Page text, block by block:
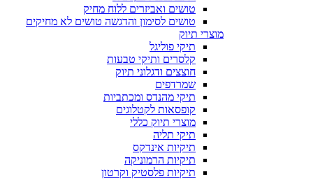
טושים ואביזרים ללוח מחיק
טושים לסימון והדגשה טושים לא מחיקים
מוצרי תיוק
תיקי פוליגל
קלסרים ותיקי טבעות
חוצצים ודגלוני תיוק
שמרדפים
תיקי מהנדס ומכתביות
קופסאות לקטלוגים
מוצרי תיוק כללי
תיקי תליה
תיקיות אינדקס
תיקיות הרמוניקה
תיקיות פלסטיק וקרטון